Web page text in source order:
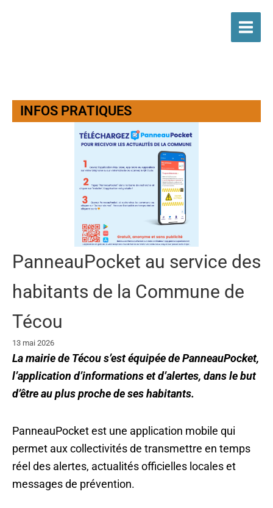
INFOS PRATIQUES
PanneauPocket au service des
habitants de la Commune de
Técou
13 mai 2026
La mairie de Técou s’est équipée de PanneauPocket,
l’application d’informations et d’alertes, dans le but
d’être au plus proche de ses habitants.
PanneauPocket est une application mobile qui
permet aux collectivités de transmettre en temps
réel des alertes, actualités officielles locales et
messages de prévention.